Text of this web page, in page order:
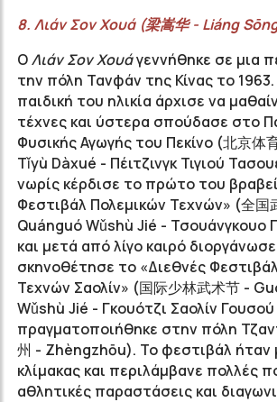
8. ΛιάνΣονΧουά(梁嵩华- Liáng
ΟΛιάν Σον Χουάγεννήθηκε σε μια
την πόλη Τανφάν της Κίνας το
παιδική του ηλικία άρχισε να
τέχνες και ύστερα σπούδασε στο
Φυσικής Αγωγής του Πεκίνο (北京体
Tǐyù Dàxué - Πέιτζινγκ Τιγιού
νωρίς κέρδισε το πρώτο του
Φεστιβάλ Πολεμικών Τεχνών» (全国
Quánguó Wǔshù Jié - Τσουάνγκουο
και μετά από λίγο καιρό διοργάνωσε
σκηνοθέτησε το «Διεθνές
Τεχνών Σαολίν» (国际少林武术节 -
Wǔshù Jié - Γκουότζι Σαολίν
πραγματοποιήθηκε στην πόλη
州 - Zhèngzhōu). Το φεστιβάλ ήταν
κλίμακας και περιλάμβανε πολλές
αθλητικές παραστάσεις και